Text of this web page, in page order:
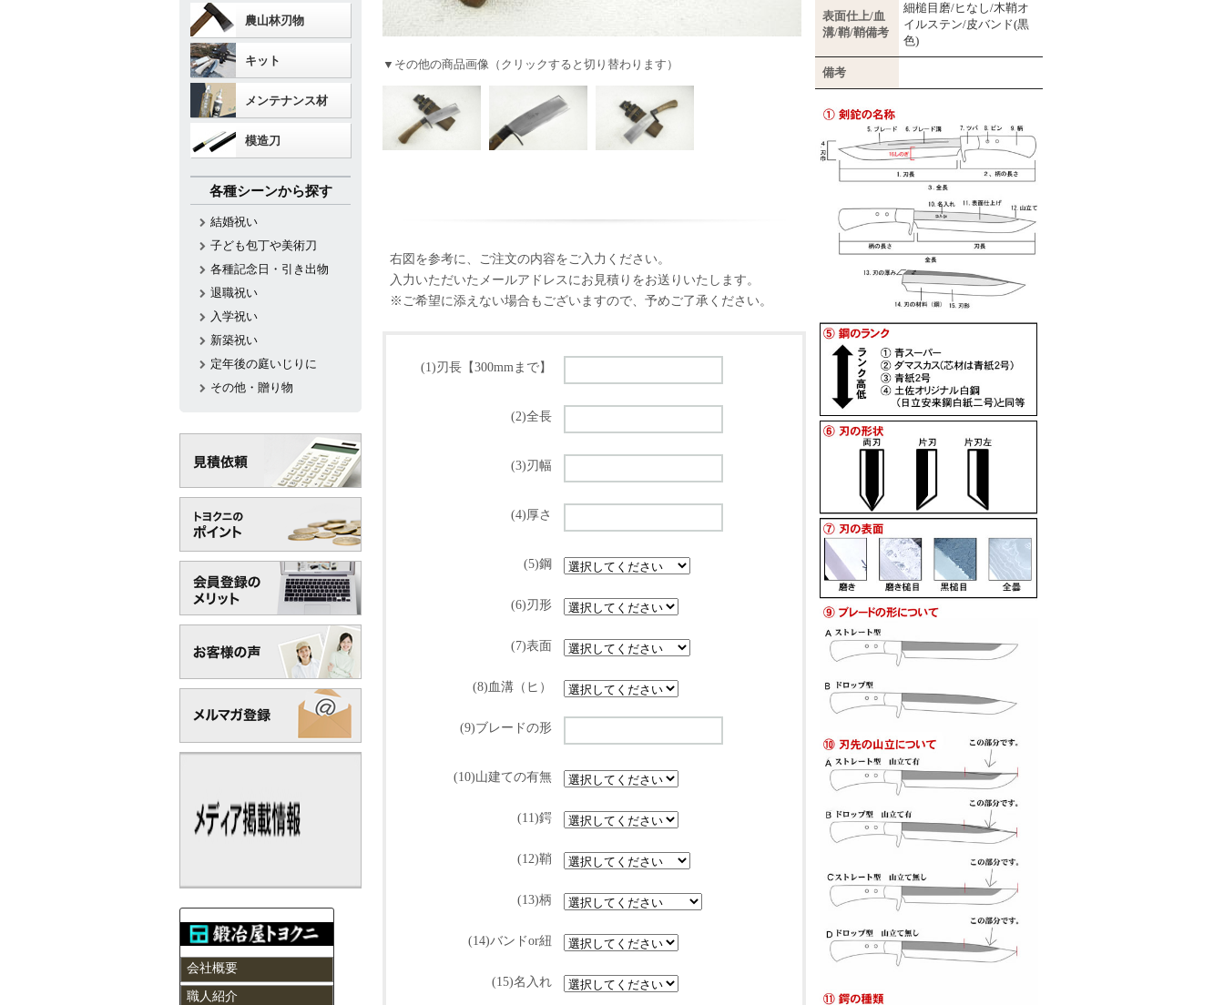
▼その他の商品画像（クリックすると切り替わります）
右図を参考に、ご注文の内容をご入力ください。
入力いただいたメールアドレスにお見積りをお送りいたします。
※ご希望に添えない場合もございますので、予めご了承ください。
(1)刃長【300mmまで】
(2)全長
(3)刃幅
(4)厚さ
(5)鋼
(6)刃形
(7)表面
(8)血溝（ヒ）
(9)ブレードの形
(10)山建ての有無
(11)鍔
(12)鞘
(13)柄
(14)バンドor紐
(15)名入れ
表面仕上/血
溝/鞘/鞘備考
細槌目磨/ヒなし/木鞘オ
イルステン/皮バンド(黒
色)
備考
農山林刃物
キット
メンテナンス材
模造刀
各種シーンから探す
結婚祝い
子ども包丁や美術刀
各種記念日・引き出物
退職祝い
入学祝い
新築祝い
定年後の庭いじりに
その他・贈り物
会社概要
職人紹介